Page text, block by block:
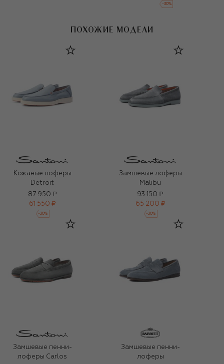
-30%
ПОХОЖИЕ МОДЕЛИ
Кожаные лоферы
Detroit
87 950 ₽
61 550 ₽
-30%
Замшевые лоферы
Malibu
93 150 ₽
65 200 ₽
-30%
Замшевые пенни-
лоферы Carlos
Замшевые пенни-
лоферы